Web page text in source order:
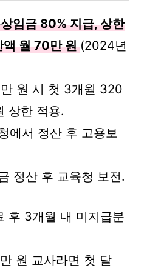
임금 80% 지급, 상한
액 월 70만 원 (2024년
원 시 첫 3개월 320
상한 적용.
에서 정산 후 고용보
정산 후 교육청 보전.
후 3개월 내 미지급분
원 교사라면 첫 달